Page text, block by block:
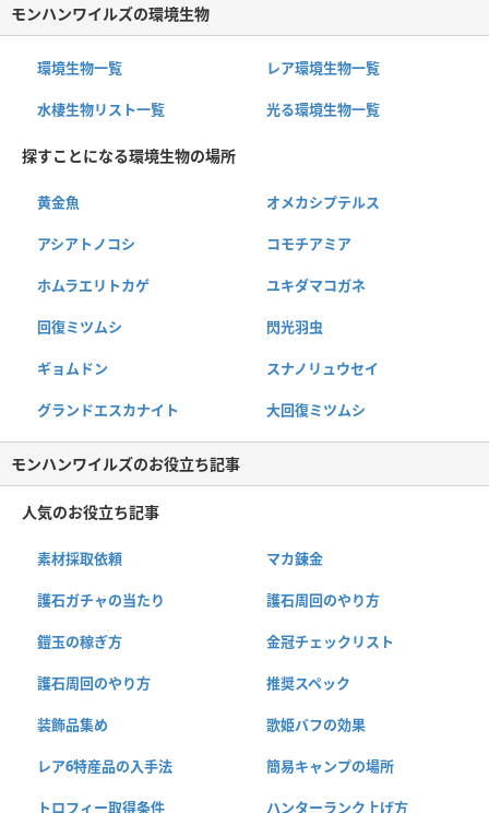
モンハンワイルズの環境生物
環境生物一覧 レア環境生物一覧
水棲生物リスト一覧 光る環境生物一覧
探すことになる環境生物の場所
黄金魚 オメカシプテルス
アシアトノコシ コモチアミア
ホムラエリトカゲ ユキダマコガネ
回復ミツムシ 閃光羽虫
ギョムドン スナノリュウセイ
グランドエスカナイト 大回復ミツムシ
モンハンワイルズのお役立ち記事
人気のお役立ち記事
素材採取依頼 マカ錬金
護石ガチャの当たり 護石周回のやり方
鎧玉の稼ぎ方 金冠チェックリスト
護石周回のやり方 推奨スペック
装飾品集め 歌姫バフの効果
レア6特産品の入手法 簡易キャンプの場所
トロフィー取得条件 ハンターランク上げ方